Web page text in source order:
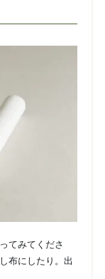
てみてくださ
布にしたり。出